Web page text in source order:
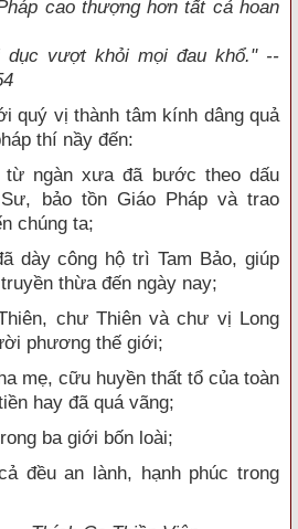
cao thượng hơn tất cả hoan
vượt khỏi mọi đau khổ." --
quý vị thành tâm kính dâng quả
thí nầy đến:
ngàn xưa đã bước theo dấu
bảo tồn Giáo Pháp và trao
chúng ta;
dày công hộ trì Tam Bảo, giúp
thừa đến ngày nay;
chư Thiên và chư vị Long
phương thế giới;
mẹ, cữu huyền thất tổ của toàn
hay đã quá vãng;
ba giới bốn loài;
đều an lành, hạnh phúc trong